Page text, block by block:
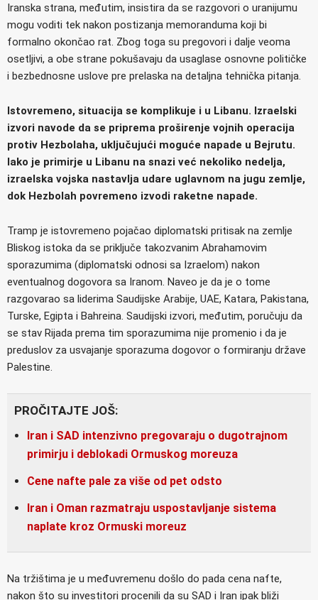
Iranska strana, međutim, insistira da se razgovori o uranijumu
mogu voditi tek nakon postizanja memoranduma koji bi
formalno okončao rat. Zbog toga su pregovori i dalje veoma
osetljivi, a obe strane pokušavaju da usaglase osnovne političke
i bezbednosne uslove pre prelaska na detaljna tehnička pitanja.
Istovremeno, situacija se komplikuje i u Libanu. Izraelski
izvori navode da se priprema proširenje vojnih operacija
protiv Hezbolaha, uključujući moguće napade u Bejrutu.
Iako je primirje u Libanu na snazi već nekoliko nedelja,
izraelska vojska nastavlja udare uglavnom na jugu zemlje,
dok Hezbolah povremeno izvodi raketne napade.
Tramp je istovremeno pojačao diplomatski pritisak na zemlje
Bliskog istoka da se priključe takozvanim Abrahamovim
sporazumima (diplomatski odnosi sa Izraelom) nakon
eventualnog dogovora sa Iranom. Naveo je da je o tome
razgovarao sa liderima Saudijske Arabije, UAE, Katara, Pakistana,
Turske, Egipta i Bahreina. Saudijski izvori, međutim, poručuju da
se stav Rijada prema tim sporazumima nije promenio i da je
preduslov za usvajanje sporazuma dogovor o formiranju države
Palestine.
PROČITAJTE JOŠ:
Iran i SAD intenzivno pregovaraju o dugotrajnom
primirju i deblokadi Ormuskog moreuza
Cene nafte pale za više od pet odsto
Iran i Oman razmatraju uspostavljanje sistema
naplate kroz Ormuski moreuz
Na tržištima je u međuvremenu došlo do pada cena nafte,
nakon što su investitori procenili da su SAD i Iran ipak bliži